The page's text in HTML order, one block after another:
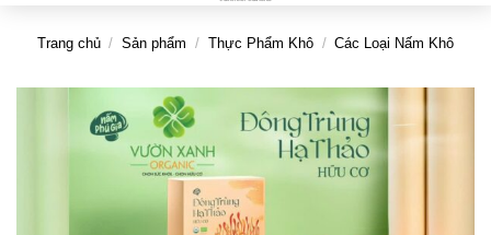
Trang chủ / Sản phẩm / Thực Phẩm Khô / Các Loại Nấm Khô